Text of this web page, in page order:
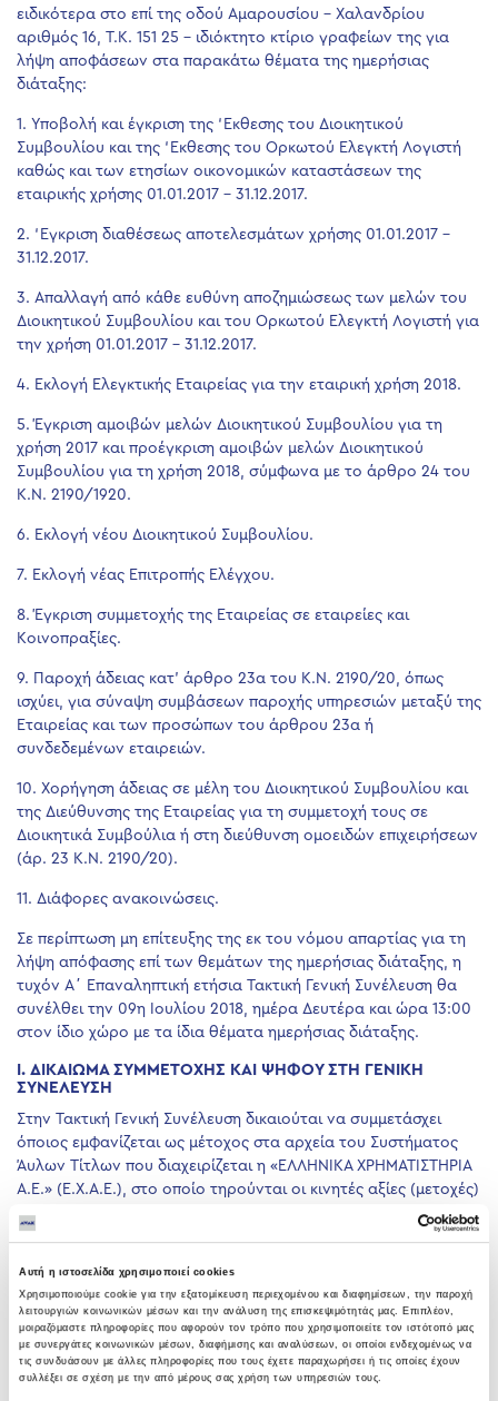
Αυτή η ιστοσελίδα χρησιμοποιεί cookies
Χρησιμοποιούμε cookie για την εξατομίκευση περιεχομένου και διαφημίσεων, την παροχή
λειτουργιών κοινωνικών μέσων και την ανάλυση της επισκεψιμότητάς μας. Επιπλέον,
μοιραζόμαστε πληροφορίες που αφορούν τον τρόπο που χρησιμοποιείτε τον ιστότοπό μας
με συνεργάτες κοινωνικών μέσων, διαφήμισης και αναλύσεων, οι οποίοι ενδεχομένως να
τις συνδυάσουν με άλλες πληροφορίες που τους έχετε παραχωρήσει ή τις οποίες έχουν
συλλέξει σε σχέση με την από μέρους σας χρήση των υπηρεσιών τους.
ειδικότερα στο επί της οδού Αμαρουσίου – Χαλανδρίου
αριθμός 16, Τ.Κ. 151 25 – ιδιόκτητο κτίριο γραφείων της για
λήψη αποφάσεων στα παρακάτω θέματα της ημερήσιας
διάταξης:
1. Υποβολή και έγκριση της ‘Εκθεσης του Διοικητικού
Συμβουλίου και της ‘Εκθεσης του Ορκωτού Ελεγκτή Λογιστή
καθώς και των ετησίων οικονομικών καταστάσεων της
εταιρικής χρήσης 01.01.2017 – 31.12.2017.
2. ‘Εγκριση διαθέσεως αποτελεσμάτων χρήσης 01.01.2017 –
31.12.2017.
3. Απαλλαγή από κάθε ευθύνη αποζημιώσεως των μελών του
Διοικητικού Συμβουλίου και του Ορκωτού Ελεγκτή Λογιστή για
την χρήση 01.01.2017 – 31.12.2017.
4. Εκλογή Ελεγκτικής Εταιρείας για την εταιρική χρήση 2018.
5. Έγκριση αμοιβών μελών Διοικητικού Συμβουλίου για τη
χρήση 2017 και προέγκριση αμοιβών μελών Διοικητικού
Συμβουλίου για τη χρήση 2018, σύμφωνα με το άρθρο 24 του
Κ.Ν. 2190/1920.
6. Εκλογή νέου Διοικητικού Συμβουλίου.
7. Εκλογή νέας Επιτροπής Ελέγχου.
8. Έγκριση συμμετοχής της Εταιρείας σε εταιρείες και
Κοινοπραξίες.
9. Παροχή άδειας κατ’ άρθρο 23α του Κ.Ν. 2190/20, όπως
ισχύει, για σύναψη συμβάσεων παροχής υπηρεσιών μεταξύ της
Εταιρείας και των προσώπων του άρθρου 23α ή
συνδεδεμένων εταιρειών.
10. Χορήγηση άδειας σε μέλη του Διοικητικού Συμβουλίου και
της Διεύθυνσης της Εταιρείας για τη συμμετοχή τους σε
Διοικητικά Συμβούλια ή στη διεύθυνση ομοειδών επιχειρήσεων
(άρ. 23 Κ.Ν. 2190/20).
11. Διάφορες ανακοινώσεις.
Σε περίπτωση μη επίτευξης της εκ του νόμου απαρτίας για τη
λήψη απόφασης επί των θεμάτων της ημερήσιας διάταξης, η
τυχόν Α΄ Επαναληπτική ετήσια Τακτική Γενική Συνέλευση θα
συνέλθει την 09η Ιουλίου 2018, ημέρα Δευτέρα και ώρα 13:00
στον ίδιο χώρο με τα ίδια θέματα ημερήσιας διάταξης.
I. ΔΙΚΑΙΩΜΑ ΣΥΜΜΕΤΟΧΗΣ ΚΑΙ ΨΗΦΟΥ ΣΤΗ ΓΕΝΙΚΗ
ΣΥΝΕΛΕΥΣΗ
Στην Τακτική Γενική Συνέλευση δικαιούται να συμμετάσχει
όποιος εμφανίζεται ως μέτοχος στα αρχεία του Συστήματος
Άυλων Τίτλων που διαχειρίζεται η «ΕΛΛΗΝΙΚΑ ΧΡΗΜΑΤΙΣΤΗΡΙΑ
Α.Ε.» (Ε.Χ.Α.Ε.), στο οποίο τηρούνται οι κινητές αξίες (μετοχές)
της Εταιρείας. Η απόδειξη της μετοχικής ιδιότητας γίνεται με
την προσκόμιση σχετικής έγγραφης βεβαίωσης του ως άνω
το Σάββατο 23 Ιουνίου 2018, (ημερομηνία καταγραφής), ήτοι
κατά την έναρξη της πέμπτης (5ης) ημέρας πριν από την ημέρα
συνεδρίασης της Τακτικής Γενικής Συνέλευσης, της
28ης Ιουνίου 2018, και η σχετική βεβαίωση αναφορικά με τη
μετοχική ιδιότητα πρέπει να περιέλθει στην Εταιρεία το